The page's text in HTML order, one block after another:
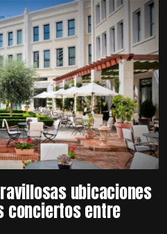
ubicaciones
conciertos entre